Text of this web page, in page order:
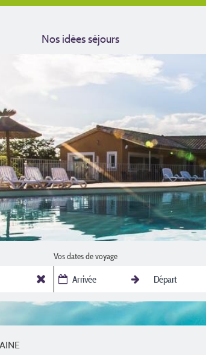
Nos idées séjours
Vos dates de voyage